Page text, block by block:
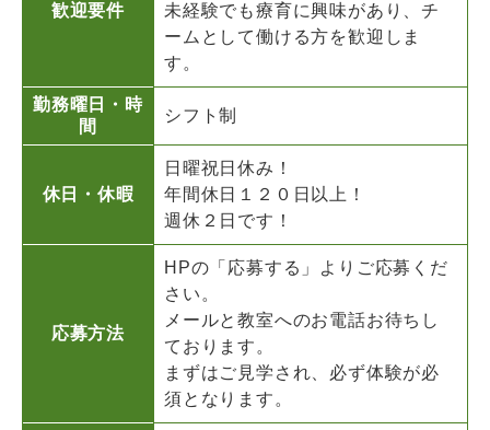
歓迎要件
未経験でも療育に興味があり、チ
ームとして働ける方を歓迎しま
す。
勤務曜日・時
間
シフト制
休日・休暇
日曜祝日休み！
年間休日１２０日以上！
週休２日です！
応募方法
HPの「応募する」よりご応募くだ
さい。
メールと教室へのお電話お待ちし
ております。
まずはご見学され、必ず体験が必
須となります。